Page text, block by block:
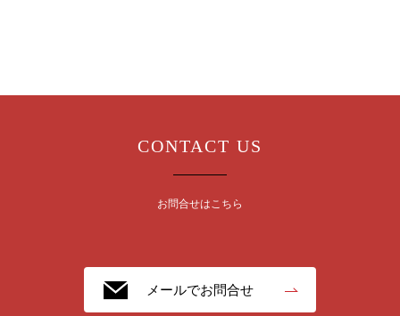
CONTACT US
お問合せはこちら
メールでお問合せ